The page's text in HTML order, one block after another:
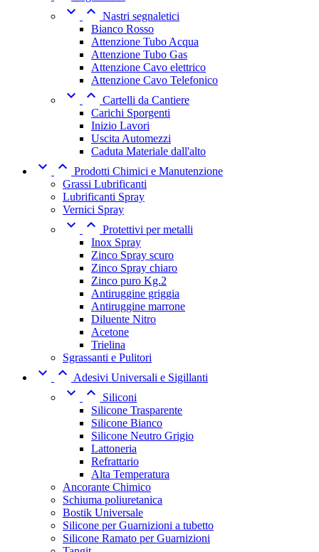
  Nastri segnaletici
Bianco Rosso
Attenzione Tubo Acqua
Attenzione Tubo Gas
Attenzione Cavo elettrico
Attenzione Cavo Telefonico
  Cartelli da Cantiere
Carichi Sporgenti
Inizio Lavori
Uscita Automezzi
Caduta Materiale dall'alto
  Prodotti Chimici e Manutenzione
Grassi Lubrificanti
Lubrificanti Spray
Vernici Spray
  Protettivi per metalli
Inox Spray
Zinco Spray scuro
Zinco Spray chiaro
Zinco puro Kg.2
Antiruggine griggia
Antiruggine marrone
Diluente Nitro
Acetone
Trielina
Sgrassanti e Pulitori
  Adesivi Universali e Sigillanti
 
Siliconi
Silicone Trasparente
Silicone Bianco
Silicone Neutro Grigio
Lattoneria
Refrattario
Alta Temperatura
Ancorante Chimico
Schiuma poliuretanica
Bostik Universale
Silicone per Guarnizioni a tubetto
Silicone Ramato per Guarnizioni